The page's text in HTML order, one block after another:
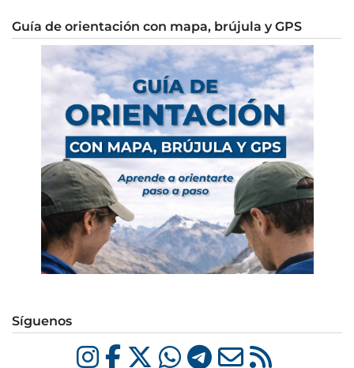
Guía de orientación con mapa, brújula y GPS
Síguenos